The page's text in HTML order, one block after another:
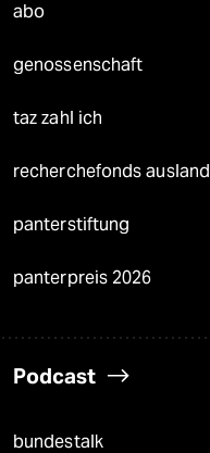
abo
genossenschaft
taz zahl ich
recherchefonds ausland
panterstiftung
panterpreis 2026
Podcast
bundestalk